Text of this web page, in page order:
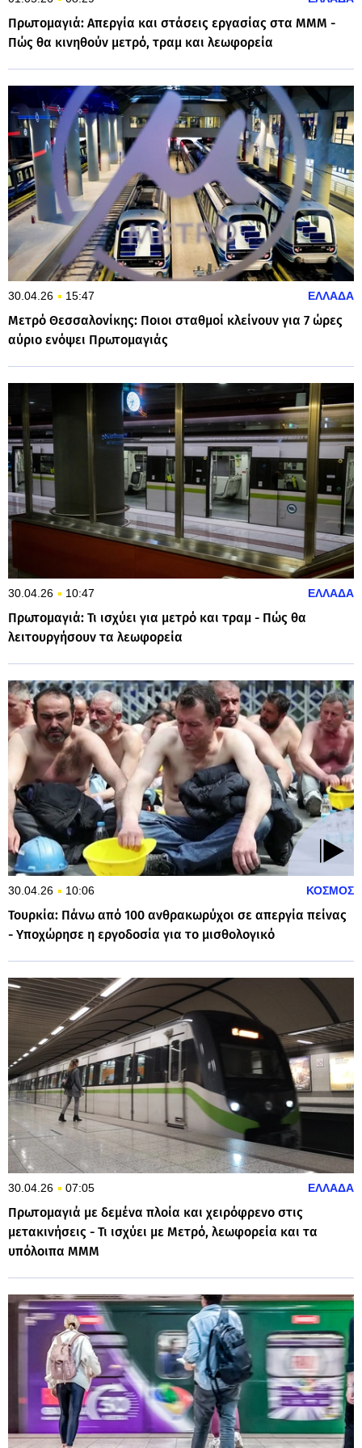
Πρωτομαγιά: Απεργία και στάσεις εργασίας στα ΜΜΜ -
Πώς θα κινηθούν μετρό, τραμ και λεωφορεία
30.04.26 15:47 ΕΛΛΑΔΑ
Μετρό Θεσσαλονίκης: Ποιοι σταθμοί κλείνουν για 7 ώρες
αύριο ενόψει Πρωτομαγιάς
30.04.26 10:47 ΕΛΛΑΔΑ
Πρωτομαγιά: Τι ισχύει για μετρό και τραμ - Πώς θα
λειτουργήσουν τα λεωφορεία
30.04.26 10:06 ΚΟΣΜΟΣ
Τουρκία: Πάνω από 100 ανθρακωρύχοι σε απεργία πείνας
- Υποχώρησε η εργοδοσία για το μισθολογικό
30.04.26 07:05 ΕΛΛΑΔΑ
Πρωτομαγιά με δεμένα πλοία και χειρόφρενο στις
μετακινήσεις - Τι ισχύει με Μετρό, λεωφορεία και τα
υπόλοιπα ΜΜΜ